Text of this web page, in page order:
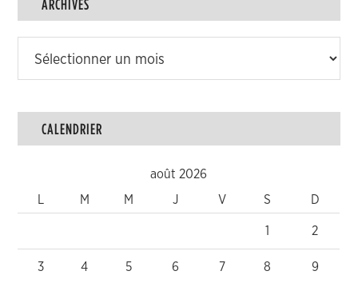
ARCHIVES
CALENDRIER
août 2026
L
M M J V S D
1 2
3 4 5 6 7 8 9